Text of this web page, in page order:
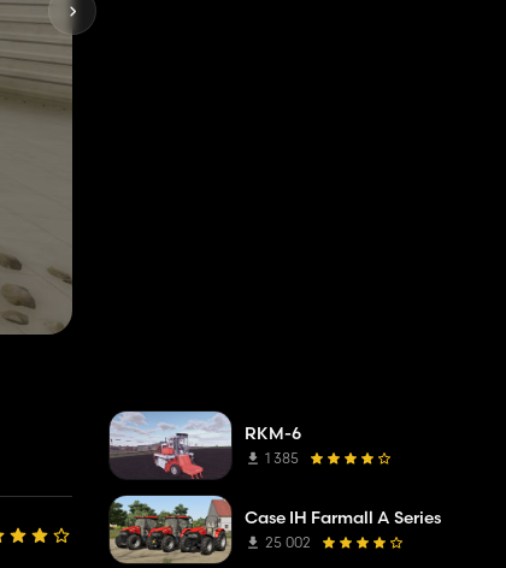
RKM-6
1 385
Case IH Farmall A Series
25 002